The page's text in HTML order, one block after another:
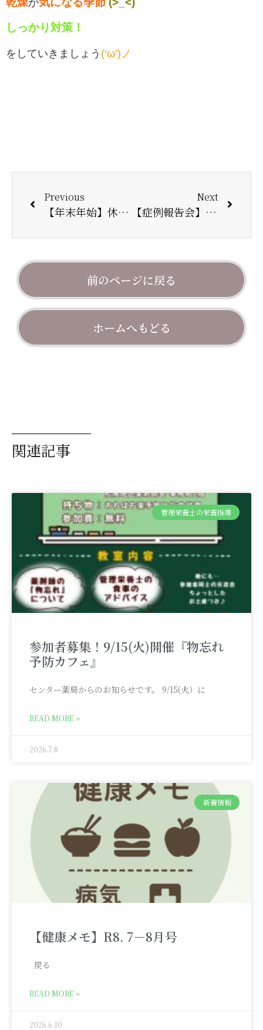
しっかり対策！
をしていきましょう (‘ω’)ノ
Previous
【年末年始】休業のお知らせ
Next
【症例報告会】1/8開催
前のページに戻る
ホームへもどる
関連記事
管理栄養士の栄養指導
参加者募集！9/15(火)開催『物忘れ
予防カフェ』
センター薬局からのお知らせです。 9/15(火）に
READ MORE »
2026.7.8
新着情報
【健康メモ】R8. 7－8月号
戻る
READ MORE »
2026.6.10